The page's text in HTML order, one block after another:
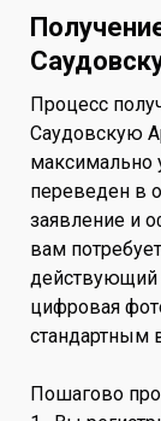
Процесс
Саудовскую
максимально
переведен в
заявление и
вам
действующий
цифровая
стандартным
Пошагово